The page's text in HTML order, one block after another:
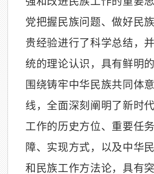
党把握民族问题、做好民
贵经验进行了科学总结，
统的理论认识，具有鲜明的
围绕铸牢中华民族共同体
线，全面深刻阐明了新时
工作的历史方位、重要任
障、实现方式，以及中华
和民族工作方法论，具有